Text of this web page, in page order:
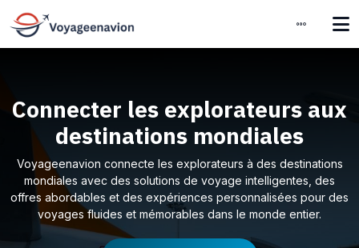
Connecter les explorateurs aux
destinations mondiales
Voyageenavion connecte les explorateurs à des destinations
mondiales avec des solutions de voyage intelligentes, des
offres abordables et des expériences personnalisées pour des
voyages fluides et mémorables dans le monde entier.